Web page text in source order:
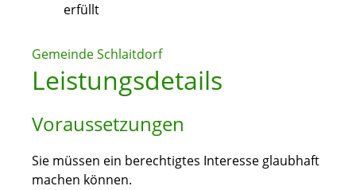
erfüllt
Gemeinde Schlaitdorf
Leistungsdetails
Voraussetzungen
Sie müssen ein berechtigtes Interesse glaubhaft
machen können.